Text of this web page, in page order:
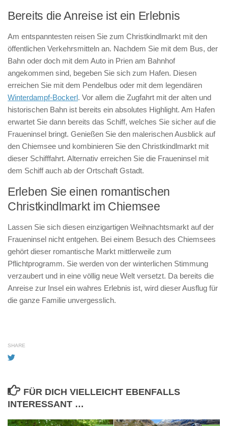
Bereits die Anreise ist ein Erlebnis
Am entspanntesten reisen Sie zum Christkindlmarkt mit den
öffentlichen Verkehrsmitteln an. Nachdem Sie mit dem Bus, der
Bahn oder doch mit dem Auto in Prien am Bahnhof
angekommen sind, begeben Sie sich zum Hafen. Diesen
erreichen Sie mit dem Pendelbus oder mit dem legendären
Winterdampf-Bockerl. Vor allem die Zugfahrt mit der alten und
historischen Bahn ist bereits ein absolutes Highlight. Am Hafen
erwartet Sie dann bereits das Schiff, welches Sie sicher auf die
Fraueninsel bringt. Genießen Sie den malerischen Ausblick auf
den Chiemsee und kombinieren Sie den Christkindlmarkt mit
dieser Schifffahrt. Alternativ erreichen Sie die Fraueninsel mit
dem Schiff auch ab der Ortschaft Gstadt.
Erleben Sie einen romantischen
Christkindlmarkt im Chiemsee
Lassen Sie sich diesen einzigartigen Weihnachtsmarkt auf der
Fraueninsel nicht entgehen. Bei einem Besuch des Chiemsees
gehört dieser romantische Markt mittlerweile zum
Pflichtprogramm. Sie werden von der winterlichen Stimmung
verzaubert und in eine völlig neue Welt versetzt. Da bereits die
Anreise zur Insel ein wahres Erlebnis ist, wird dieser Ausflug für
die ganze Familie unvergesslich.
SHARE
FÜR DICH VIELLEICHT EBENFALLS
INTERESSANT …